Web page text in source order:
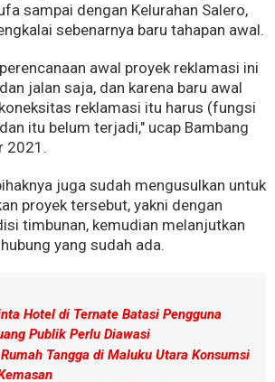
sampai dengan Kelurahan Salero,
sebenarnya baru tahapan awal.
awal proyek reklamasi ini
jalan saja, dan karena baru awal
reklamasi itu harus (fungsi
itu belum terjadi," ucap Bambang
2021.
juga sudah mengusulkan untuk
proyek tersebut, yakni dengan
timbunan, kemudian melanjutkan
yang sudah ada.
Hotel di Ternate Batasi Pengguna
Publik Perlu Diawasi
Tangga di Maluku Utara Konsumsi